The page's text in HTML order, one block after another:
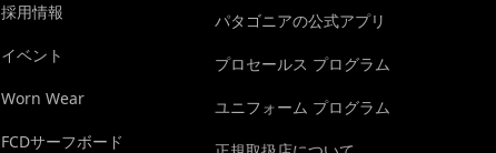
採用情報
イベント
Worn Wear
FCDサーフボード
パタゴニアの公式アプリ
プロセールス プログラム
ユニフォーム プログラム